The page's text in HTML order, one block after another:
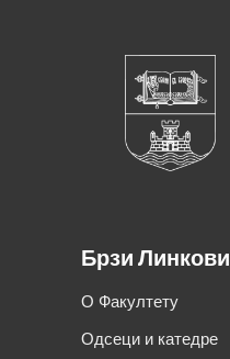
Брзи Линкови
О Факултету
Одсеци и катедре